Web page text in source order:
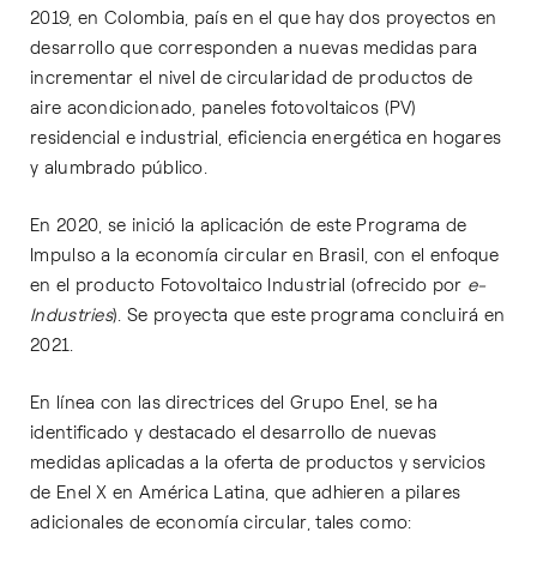
2019, en Colombia, país en el que hay dos proyectos en
desarrollo que corresponden a nuevas medidas para
incrementar el nivel de circularidad de productos de
aire acondicionado, paneles fotovoltaicos (PV)
residencial e industrial, eficiencia energética en hogares
y alumbrado público.
En 2020, se inició la aplicación de este Programa de
Impulso a la economía circular en Brasil, con el enfoque
en el producto Fotovoltaico Industrial (ofrecido por e-
Industries). Se proyecta que este programa concluirá en
2021.
En línea con las directrices del Grupo Enel, se ha
identificado y destacado el desarrollo de nuevas
medidas aplicadas a la oferta de productos y servicios
de Enel X en América Latina, que adhieren a pilares
adicionales de economía circular, tales como: